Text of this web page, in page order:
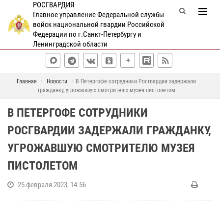
РОСГВАРДИЯ
Главное управление Федеральной службы
войск национальной гвардии Российской
Федерации по г.Санкт-Петербургу и
Ленинградской области
Главная Новости
В Петергофе сотрудники Росгвардии задержали
гражданку, угрожавшую смотрителю музея пистолетом
В ПЕТЕРГОФЕ СОТРУДНИКИ
РОСГВАРДИИ ЗАДЕРЖАЛИ ГРАЖДАНКУ,
УГРОЖАВШУЮ СМОТРИТЕЛЮ МУЗЕЯ
ПИСТОЛЕТОМ
25 февраля 2023, 14:56